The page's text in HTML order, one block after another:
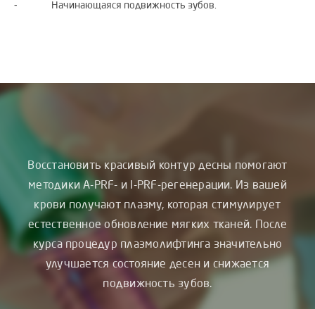
⁃ Начинающаяся подвижность зубов.
Восстановить красивый контур десны помогают
методики A-PRF- и I-PRF-регенерации. Из вашей
крови получают плазму, которая стимулирует
естественное обновление мягких тканей. После
курса процедур плазмолифтинга значительно
улучшается состояние десен и снижается
подвижность зубов.